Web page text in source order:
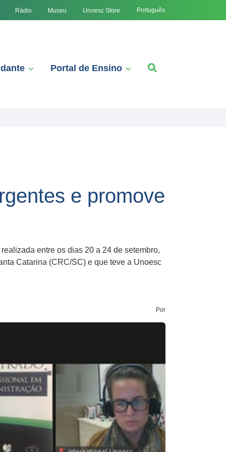
Rádio Museu Unoesc Store Português
Portal de Ensino
e promove
entre os dias 20 a 24 de setembro,
Catarina (CRC/SC) e que teve a Unoesc
Por